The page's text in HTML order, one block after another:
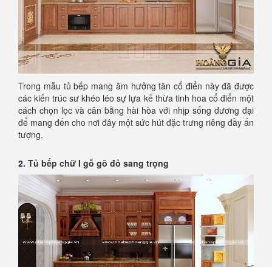
Trong mẫu tủ bếp mang âm hưởng tân cổ điển này đã được
các kiến trúc sư khéo léo sự lựa kế thừa tinh hoa cổ điển một
cách chọn lọc và cân bằng hài hòa với nhịp sống đương đại
để mang đến cho nơi đây một sức hút đặc trưng riêng đầy ấn
tượng.
2. Tủ bếp chữ I gỗ gõ đỏ sang trọng